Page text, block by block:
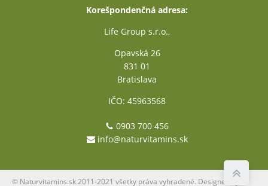
Korešpondenčná adresa:
Life Group s.r.o.,
Opavská 26
831 01
Bratislava
IČO: 45963568
0903 700 456
info@naturvitamins.sk
© Naturvitamins.sk 2011-2021 všetky práva vyhradené. Designed by